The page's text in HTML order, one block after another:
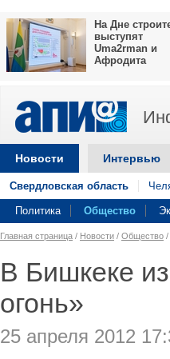
На Дне
выступят
Uma2rman и
Афродита
Новости Интервью
Свердловская область
Политика Общество
Главная страница / Новости / Общество /
В Бишкеке
огонь»
25 апреля 2012